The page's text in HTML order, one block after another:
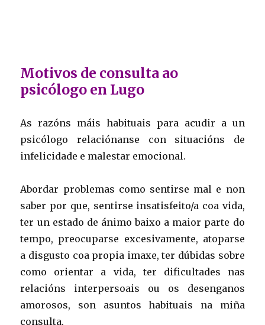
Motivos de consulta ao
psicólogo en Lugo
As razóns máis habituais para acudir a un
psicólogo relaciónanse con situacións de
infelicidade e malestar emocional.
Abordar problemas como sentirse mal e non
saber por que, sentirse insatisfeito/a coa vida,
ter un estado de ánimo baixo a maior parte do
tempo, preocuparse excesivamente, atoparse
a disgusto coa propia imaxe, ter dúbidas sobre
como orientar a vida, ter dificultades nas
relacións interpersoais ou os desenganos
amorosos, son asuntos habituais na miña
consulta.